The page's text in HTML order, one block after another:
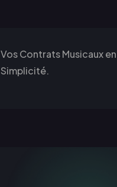
Vos Contrats Musicaux
Simplicité.